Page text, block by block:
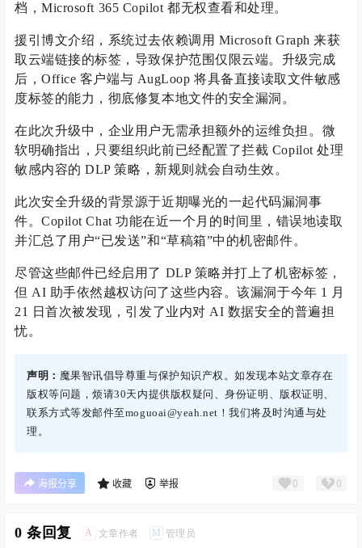
档，Microsoft 365 Copilot 都无权查看和处理。
援引博文介绍，系统过去依赖调用 Microsoft Graph 来获
取云端链接的标签，导致保护范围仅限云端。升级完成
后，Office 客户端与 AugLoop 将具备直接读取文件敏感
度标签的能力，彻底修复本地文件的安全漏洞。
在此次升级中，企业用户无需承担额外的运维负担。微
软明确指出，只要组织此前已经配置了拦截 Copilot 处理
敏感内容的 DLP 策略，新规则就会自动生效。
此次安全升级的背景源于近期曝光的一起代码漏洞事
件。Copilot Chat 功能在近一个月的时间里，错误地读取
并汇总了用户“已发送”和“草稿箱”中的机密邮件。
尽管这些邮件已经启用了 DLP 策略并打上了机密标签，
但 AI 助手依然越权访问了这些内容。该漏洞于今年 1 月
21 日首次被发现，引发了业内对 AI 数据安全的普遍担
忧。
声明： 魔果智讯倡导尊重与保护知识产权。如发现本站文章存在
版权等问题，烦请30天内提供版权疑问、身份证明、版权证明、
联系方式等发邮件至moguoai@yeah.net！我们将及时沟通与处
理。
海报分享 收藏 举报 0 0
0 条回复 A 文章作者 M 管理员